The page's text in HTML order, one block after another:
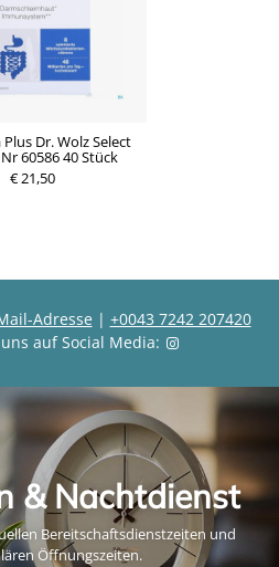
Dr. Wolz Select
60586 40 Stück
€ 21,50
Adresse | +0043 7242 207420
auf Social Media:
& Nachtdienst
Bereitschaftsdienstzeiten und
Öffnungszeiten.